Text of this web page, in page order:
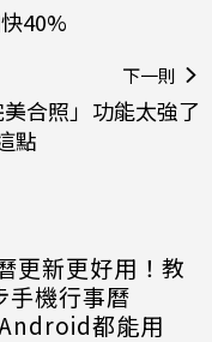
40%
下一則
合照」功能太強了
點
更新更好用！教
手機行事曆
都能用